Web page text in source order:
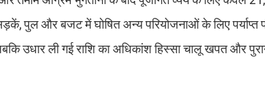
पुल और बजट में घोषित अन्य परियोजनाओं के लिए पर्याप्त
उधार ली गई राशि का अधिकांश हिस्सा चालू खपत और